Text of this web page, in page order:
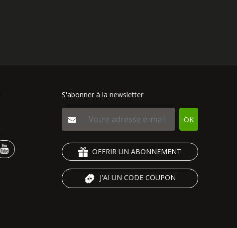
S'abonner à la newsletter
OK
OFFRIR UN ABONNEMENT
J'AI UN CODE COUPON